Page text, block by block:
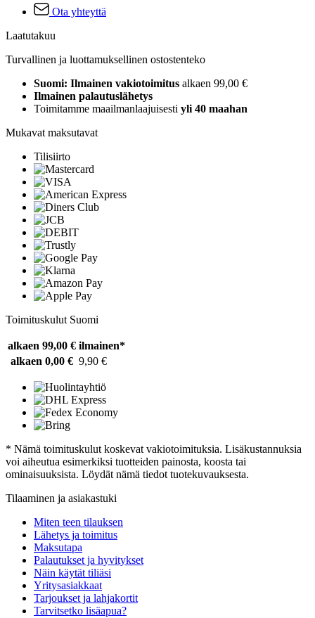
Ota yhteyttä
Laatutakuu
Turvallinen ja luottamuksellinen ostostenteko
Suomi: Ilmainen vakiotoimitus alkaen 99,00 €
Ilmainen palautuslähetys
Toimitamme maailmanlaajuisesti yli 40 maahan
Mukavat maksutavat
Tilisiirto
Toimituskulut Suomi
alkaen 99,00 € ilmainen*
alkaen 0,00 € 9,90 €
* Nämä toimituskulut koskevat vakiotoimituksia. Lisäkustannuksia
voi aiheutua esimerkiksi tuotteiden painosta, koosta tai
ominaisuuksista. Löydät nämä tiedot tuotekuvauksesta.
Tilaaminen ja asiakastuki
Miten teen tilauksen
Lähetys ja toimitus
Maksutapa
Palautukset ja hyvitykset
Näin käytät tiliäsi
Yritysasiakkaat
Tarjoukset ja lahjakortit
Tarvitsetko lisäapua?